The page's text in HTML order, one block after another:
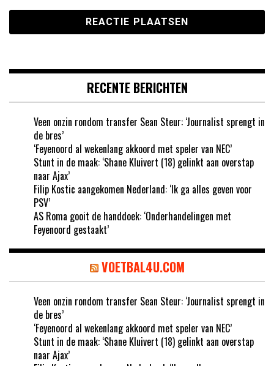
RECENTE BERICHTEN
Veen onzin rondom transfer Sean Steur: ‘Journalist sprengt in
de bres’
‘Feyenoord al wekenlang akkoord met speler van NEC’
Stunt in de maak: ‘Shane Kluivert (18) gelinkt aan overstap
naar Ajax’
Filip Kostic aangekomen Nederland: ‘Ik ga alles geven voor
PSV’
AS Roma gooit de handdoek: ‘Onderhandelingen met
Feyenoord gestaakt’
VOETBAL4U.COM
Veen onzin rondom transfer Sean Steur: ‘Journalist sprengt in
de bres’
‘Feyenoord al wekenlang akkoord met speler van NEC’
Stunt in de maak: ‘Shane Kluivert (18) gelinkt aan overstap
naar Ajax’